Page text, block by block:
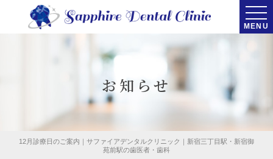
MENU
お知らせ
12月診療日のご案内｜サファイアデンタルクリニック｜新宿三丁目駅・新宿御
苑前駅の歯医者・歯科